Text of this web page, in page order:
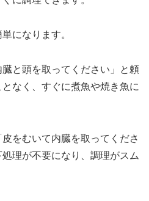
になります。
と頭を取ってください」と頼
なく、すぐに煮魚や焼き魚に
をむいて内臓を取ってくださ
理が不要になり、調理がスム